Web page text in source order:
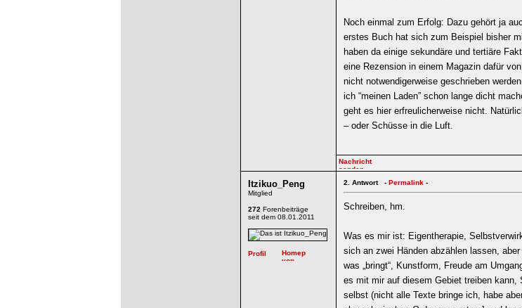
Noch einmal zum Erfolg: Dazu gehört ja
erstes Buch hat sich zum Beispiel bisher
haben da einige sekundäre und tertiäre
eine Rezension in einem Magazin dafür
nicht notwendigerweise geschrieben
ich “meinen Laden” schon lange dicht
geht es hier erfreulicherweise nicht.
– oder Schüsse in die Luft.
Itzikuo_Peng
Mitglied
272 Forenbeiträge
seit dem 08.01.2011
2. Antwort - Permalink -
Schreiben, hm.
Was es mir ist: Eigentherapie,
sich an zwei Händen abzählen lassen,
was „bringt“, Kunstform, Freude am
es mit mir auf diesem Gebiet treiben
selbst (nicht alle Texte bringe ich, habe